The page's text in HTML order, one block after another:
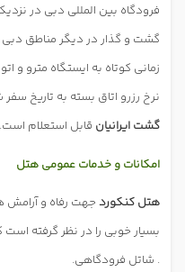
فرودگاه بین المللی دبی در
گشت و گذار در دیگر مناطق دبی
زمانی کوتاه به ایستگاه مترو و
نرخ رزرو اتاق بسته به تاریخ
گشت ایرانیان قابل استعلام است.
امکانات و خدمات عمومی هتل
هتل کنکورد جهت رفاه و آرامش
بسیار خوبی را در نظر گرفته
. شاتل فرودگاهی.